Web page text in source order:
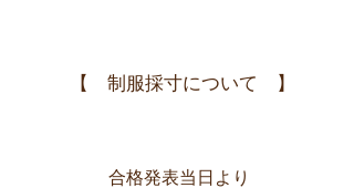
【 制服採寸について 】
合格発表当日より